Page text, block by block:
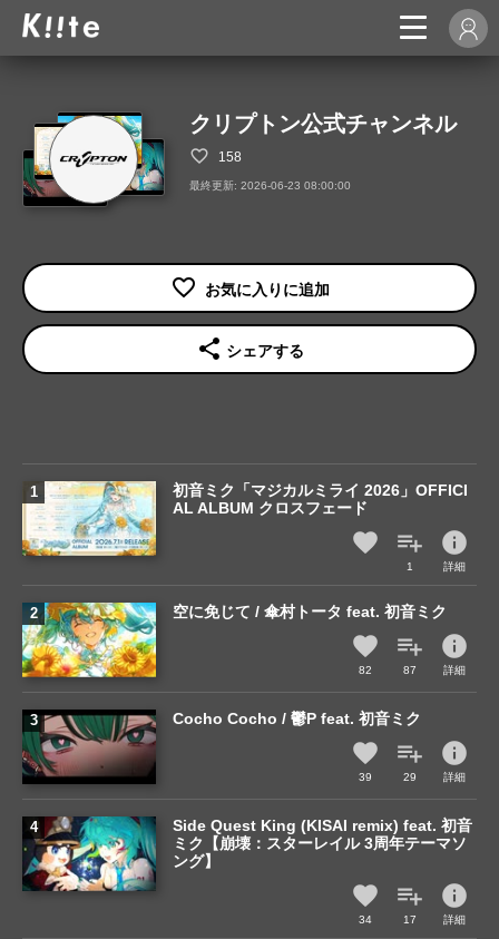
クリプトン公式チャンネル
158
最終更新: 2026-06-23 08:00:00
share シェアする
初音ミク「マジカルミライ 2026」OFFICI
AL ALBUM クロスフェード
1
info
詳細
空に免じて / 傘村トータ feat. 初音ミク
82 87
info
詳細
Cocho Cocho / 鬱P feat. 初音ミク
39 29
info
詳細
Side Quest King (KISAI remix) feat. 初音
ミク【崩壊：スターレイル 3周年テーマソ
ング】
34 17
info
詳細